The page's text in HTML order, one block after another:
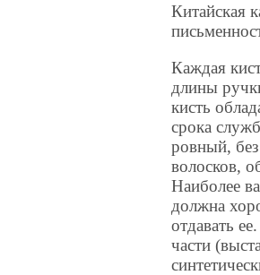
Китайская
Каждая
длины
кисть
срока
ровный,
волосков,
Наиболее
должна
отдавать
части